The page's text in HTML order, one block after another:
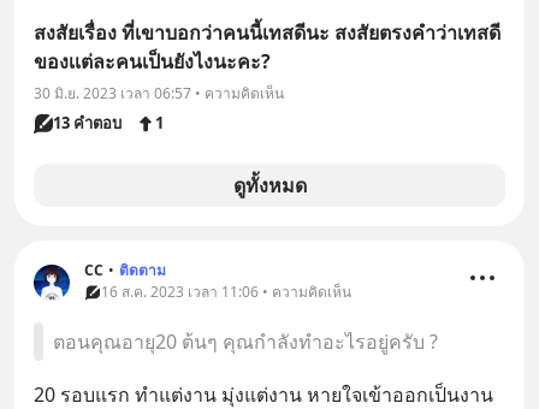
สงสัยเรื่อง ที่เขาบอกว่าคนนี้เทสดีนะ สงสัยตรงคำว่าเทสดี
ของเเต่ละคนเป็นยังไงนะคะ?
30 มิ.ย. 2023 เวลา 06:57 • ความคิดเห็น
13 คำตอบ 1
ดูทั้งหมด
CC • ติดตาม
16 ส.ค. 2023 เวลา 11:06 • ความคิดเห็น
ตอนคุณอายุ20 ต้นๆ คุณกำลังทำอะไรอยู่ครับ ?
20 รอบแรก ทำแต่งาน มุ่งแต่งาน หายใจเข้าออกเป็นงาน